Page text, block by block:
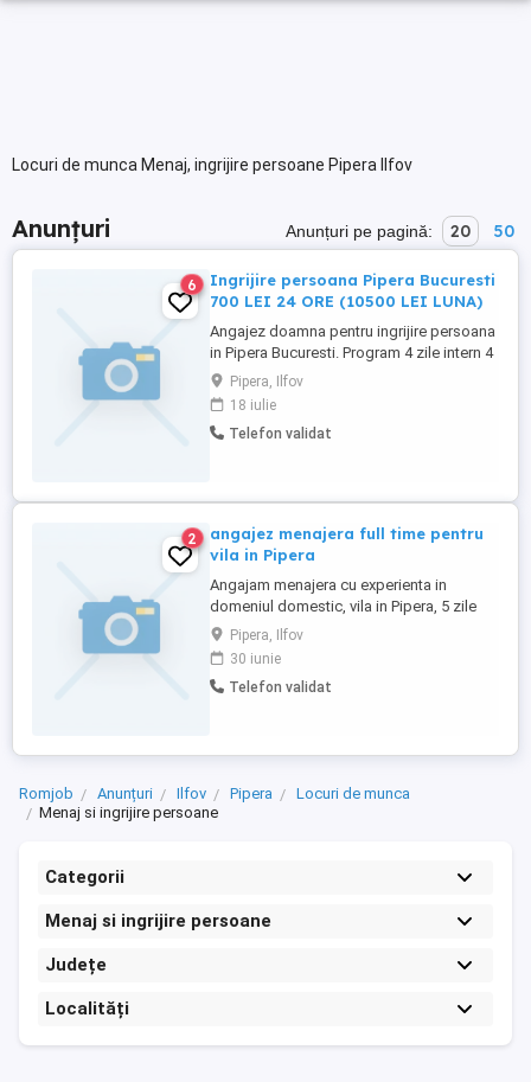
Locuri de munca Menaj, ingrijire persoane Pipera Ilfov
Anunțuri Anunțuri pe pagină: 20 50
6
Ingrijire persoana Pipera Bucuresti
700 LEI 24 ORE (10500 LEI LUNA)
Angajez doamna pentru ingrijire persoana
in Pipera Bucuresti. Program 4 zile intern 4
zile liber sau la alegere. Salariu 700 lei 24
de ore (10500 lei luna), transport platit,
carte de munca, concediu platit. Varsta
maxima 55 ani.
Pipera, Ilfov
18 iulie
Telefon validat
2
angajez menajera full time pentru
vila in Pipera
Angajam menajera cu experienta in
domeniul domestic, vila in Pipera, 5 zile
saptamana, iubitoare de pisici,detalii la
telefon
Pipera, Ilfov
30 iunie
Telefon validat
Romjob Anunțuri Ilfov Pipera
Locuri de munca
Menaj si ingrijire persoane
Categorii
Menaj si ingrijire persoane
Județe
Localități